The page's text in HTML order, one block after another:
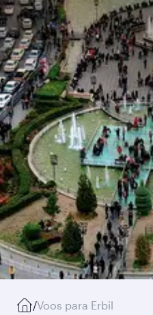
/Voos para Erbil